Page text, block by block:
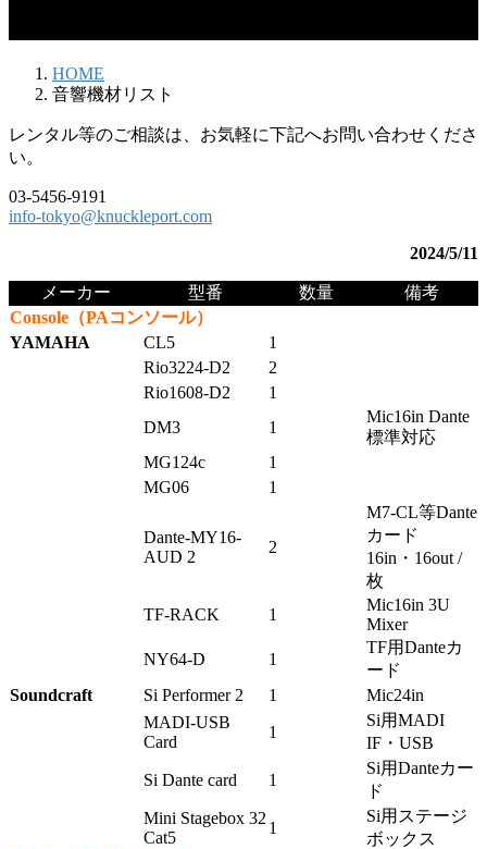
HOME
音響機材リスト
レンタル等のご相談は、お気軽に下記へお問い合わせくださ
い。
03-5456-9191
info-tokyo@knuckleport.com
2024/5/11
メーカー 型番 数量
備考
Console（PAコンソール）
YAMAHA
CL5
1
Rio3224-D2
2
Rio1608-D2
1
DM3
1
Mic16in Dante
標準対応
MG124c
1
MG06
1
Dante-MY16-
AUD 2
2
M7-CL等Dante
カード
16in・16out /
枚
TF-RACK
1
Mic16in 3U
Mixer
NY64-D
1
TF用Danteカ
ード
Soundcraft
Si Performer 2 1
Mic24in
MADI-USB
Card
1
Si用MADI
IF・USB
Si Dante card
1
Si用Danteカー
ド
Mini Stagebox 32
Cat5
1
Si用ステージ
ボックス